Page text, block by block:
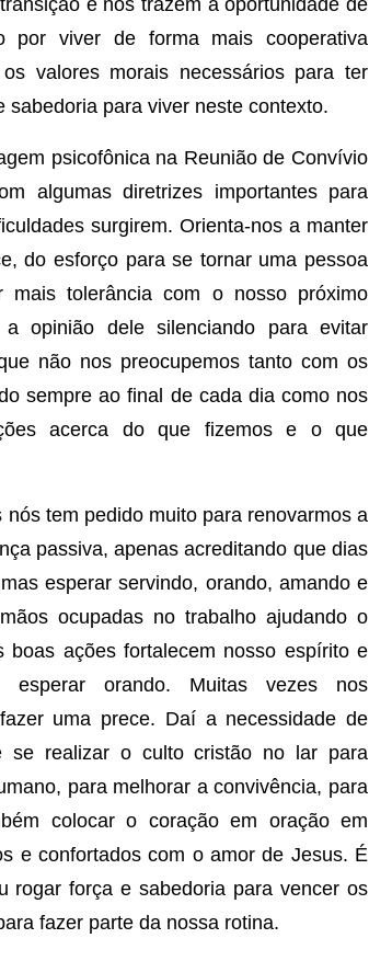
por viver de forma mais cooperativa
valores morais necessários para ter
para viver neste contexto.
psicofônica na Reunião de Convívio
algumas diretrizes importantes para
surgirem. Orienta-nos a manter
do esforço para se tornar uma pessoa
mais tolerância com o nosso próximo
opinião dele silenciando para evitar
não nos preocupemos tanto com os
sempre ao final de cada dia como nos
acerca do que fizemos e o que
tem pedido muito para renovarmos a
passiva, apenas acreditando que dias
esperar servindo, orando, amando e
ocupadas no trabalho ajudando o
ações fortalecem nosso espírito e
esperar orando. Muitas vezes nos
uma prece. Daí a necessidade de
se realizar o culto cristão no lar para
para melhorar a convivência, para
colocar o coração em oração em
e confortados com o amor de Jesus. É
rogarforça e sabedoria para vencer os
fazer parte da nossa rotina.